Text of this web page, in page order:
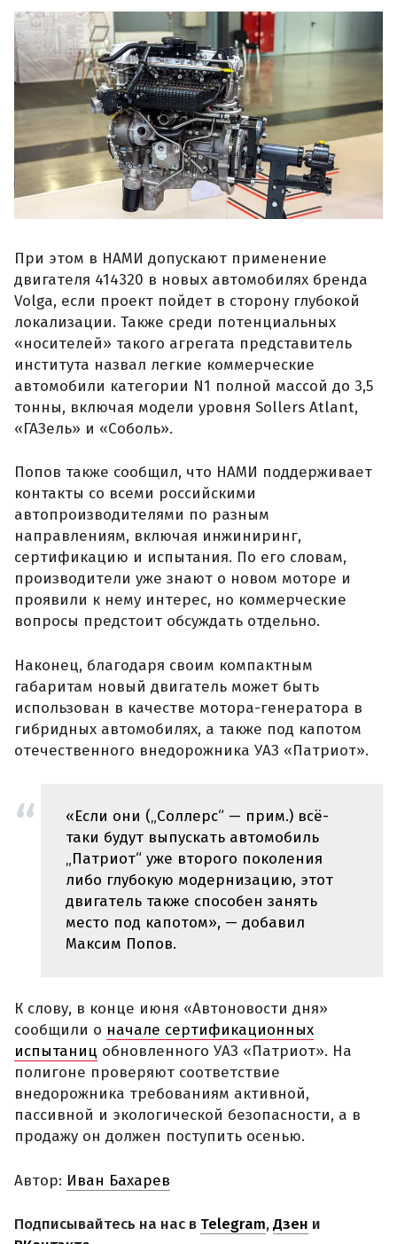
При этом в НАМИ допускают применение
двигателя 414320 в новых автомобилях бренда
Volga, если проект пойдет в сторону глубокой
локализации. Также среди потенциальных
«носителей» такого агрегата представитель
института назвал легкие коммерческие
автомобили категории N1 полной массой до 3,5
тонны, включая модели уровня Sollers Atlant,
«ГАЗель» и «Соболь».
Попов также сообщил, что НАМИ поддерживает
контакты со всеми российскими
автопроизводителями по разным
направлениям, включая инжиниринг,
сертификацию и испытания. По его словам,
производители уже знают о новом моторе и
проявили к нему интерес, но коммерческие
вопросы предстоит обсуждать отдельно.
Наконец, благодаря своим компактным
габаритам новый двигатель может быть
использован в качестве мотора-генератора в
гибридных автомобилях, а также под капотом
отечественного внедорожника УАЗ «Патриот».
«Если они („Соллерс“ — прим.) всё-
таки будут выпускать автомобиль
„Патриот“ уже второго поколения
либо глубокую модернизацию, этот
двигатель также способен занять
место под капотом», — добавил
Максим Попов.
К слову, в конце июня «Автоновости дня»
сообщили о начале сертификационных
испытаниц обновленного УАЗ «Патриот». На
полигоне проверяют соответствие
внедорожника требованиям активной,
пассивной и экологической безопасности, а в
продажу он должен поступить осенью.
Автор: Иван Бахарев
Подписывайтесь на нас в Telegram,Дзен и